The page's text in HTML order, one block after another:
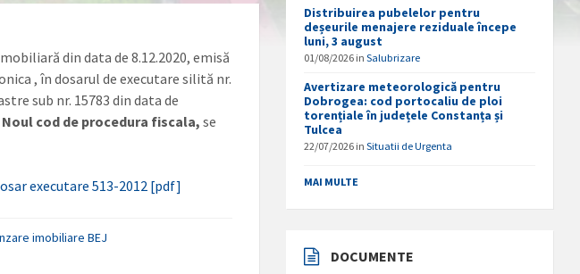
din data de 8.12.2020, emisă
, în dosarul de executare silită nr.
sub nr. 15783 din data de
cod de procedura fiscala,se
executare 513-2012 [pdf]
imobiliare BEJ
Distribuirea pubelelor pentru
deșeurile menajere reziduale începe
luni, 3 august
01/08/2026 inSalubrizare
Avertizare meteorologică pentru
Dobrogea: cod portocaliu de ploi
torențiale în județele Constanța și
Tulcea
22/07/2026 inSituatii de Urgenta
MAI MULTE
DOCUMENTE